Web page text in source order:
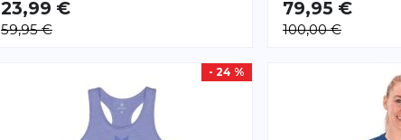
VERFÜGBAR
L
23,99 €
59,95 €
VERFÜGBAR
XSSMLXLXXL
79,95 €
100,00 €
- 24 %